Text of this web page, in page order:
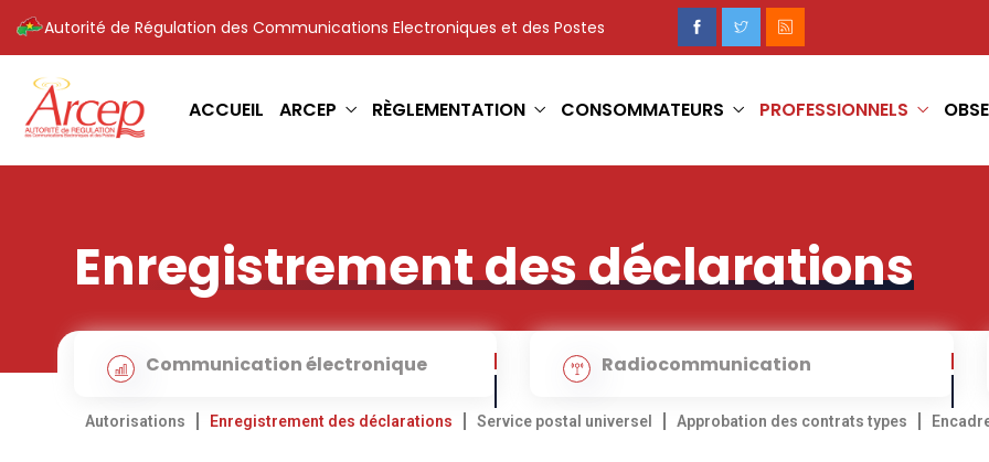
Autorité de Régulation des Communications Electroniques et des Postes
ACCUEIL ARCEP RÈGLEMENTATION CONSOMMATEURS PROFESSIONNELS
Enregistrement des déclarations
Communication électronique Radiocommunication
Autorisations Enregistrement des déclarations Service postal universel Approbation des contrats types